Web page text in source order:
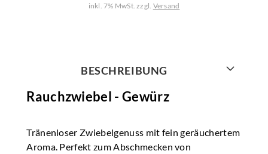
inkl. 7% MwSt. zzgl. Versand
Weiter mit
BESCHREIBUNG
Rauchzwiebel - Gewürz
Tränenloser Zwiebelgenuss mit fein geräuchertem
Aroma. Perfekt zum Abschmecken von